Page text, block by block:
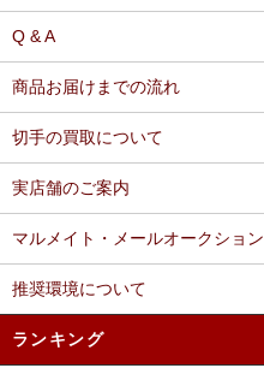
Q & A
商品お届けまでの流れ
切手の買取について
実店舗のご案内
マルメイト・メールオークション
推奨環境について
ランキング